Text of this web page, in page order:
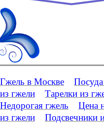
Гжель в Москве
из гжели
Тарелки из
Недорогая гжель
Цена
из гжели
Подсвечники